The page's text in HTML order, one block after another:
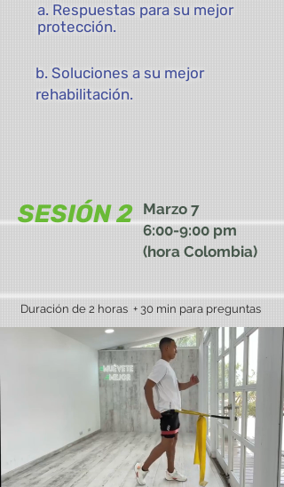
a. Respuestas para su mejor
protección.
b. Soluciones a su mejor
rehabilitación.
SESIÓN 2
Marzo 7
6:00-9:00 pm
(hora Colombia)
Duración de 2 horas + 30 min para preguntas